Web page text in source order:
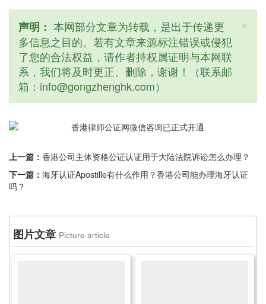
×
声明： 本网部分文章为转载，是出于传递更
多信息之目的。若有文章来源标注错误或侵犯
了您的合法权益，请作者持权属证明与本网联
系，我们将及时更正、删除，谢谢！（联系邮
箱：info@gongzhenghk.com）
上一篇： 香港公司主体资格公证认证用于大陆法院诉讼怎么办理？
下一篇： 海牙认证Apostille有什么作用？香港公司能办理海牙认证
吗？
图片文章 Picture article